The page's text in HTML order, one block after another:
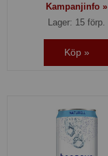
Kampanjinfo »
Lager: 15 förp.
Köp »